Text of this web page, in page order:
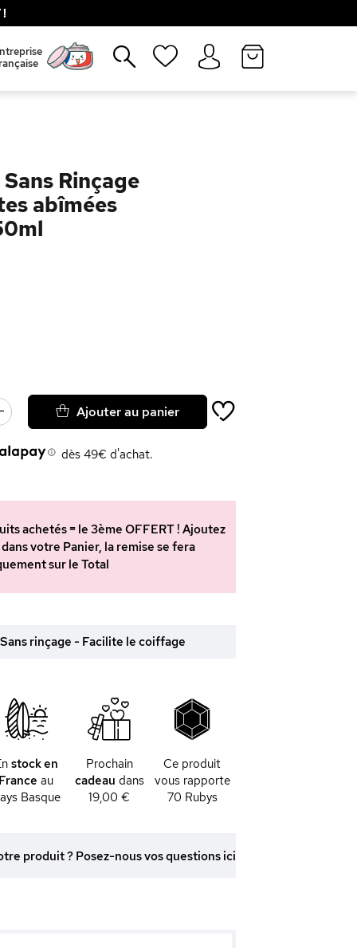
!
Rinçage
abîmées
dès 49€ d'achat.
Ajouter au panier
achetés = le 3ème OFFERT ! Ajoutez
votre Panier, la remise se fera
sur le Total
rinçage - Facilite le coiffage
stock en
France au
Basque
Prochain
cadeau dans
19,00 €
Ce produit
vous rapporte
70 Rubys
produit ? Posez-nous vos questions ici